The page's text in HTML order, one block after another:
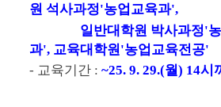
원 석사과정'농업교육과',
일반대학원 박사과
과', 교육대학원'농업교육전공'
- 교육기간 : ~25. 9. 29.(월) 14시